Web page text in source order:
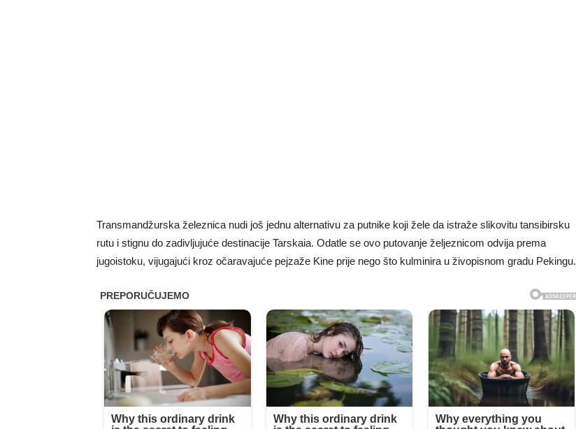
Transmandžurska železnica nudi još jednu alternativu za putnike koji žele da istraže slikovitu tansibirsku
rutu i stignu do zadivljujuće destinacije Tarskaia. Odatle se ovo putovanje željeznicom odvija prema
jugoistoku, vijugajući kroz očaravajuće pejzaže Kine prije nego što kulminira u živopisnom gradu Pekingu.